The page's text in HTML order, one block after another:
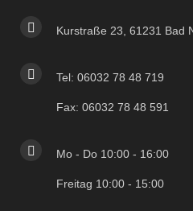
Kurstraße 23, 61231 Bad
Tel: 06032 78 48 719
Fax: 06032 78 48 591
Mo - Do 10:00 - 16:00
Freitag 10:00 - 15:00